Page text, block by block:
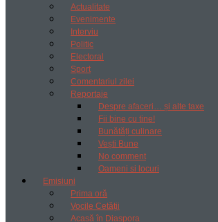
Actualitate
Evenimente
Interviu
Politic
Electoral
Sport
Comentariul zilei
Reportaje
Despre afaceri… și alte taxe
Fii bine cu tine!
Bunătăți culinare
Vești Bune
No comment
Oameni si locuri
Emisiuni
Prima oră
Vocile Cetății
Acasă în Diaspora